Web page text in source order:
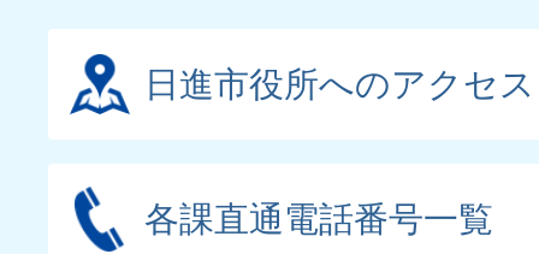
日進市役所へのアクセス
各課直通電話番号一覧